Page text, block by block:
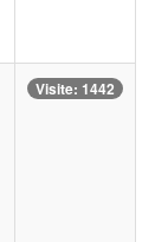
Visite: 1442